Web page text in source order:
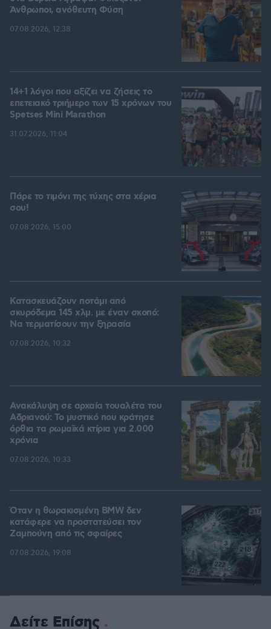
Άνθρωποι, ανόθευτη Φύση
07.08.2026, 12:38
14+1 λόγοι που αξίζει να ζήσεις το
επετειακό τριήμερο των 15 χρόνων του
Spetses Mini Marathon
31.07.2026, 11:04
Πάρε το τιμόνι της τύχης στα χέρια
σου!
07.08.2026, 15:00
Κατασκευάζουν ποτάμι από
σκυρόδεμα 145 χλμ. με έναν σκοπό:
Να τερματίσουν την ξηρασία
07.08.2026, 10:32
Ανακάλυψη σε αρχαία τουαλέτα του
Αδριανού: Το μυστικό που κράτησε
όρθια τα ρωμαϊκά κτίρια για 2.000
χρόνια
07.08.2026, 10:33
Όταν η θωρακισμένη BMW δεν
κατάφερε να προστατεύσει τον
Ζαμπούνη από τις σφαίρες
07.08.2026, 19:08
Δείτε Επίσης